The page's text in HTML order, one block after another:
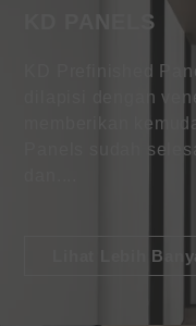
KD PANELS
KD Prefinished
dilapisi dengan
memberikan
Panels sudah
Lihat Lebih